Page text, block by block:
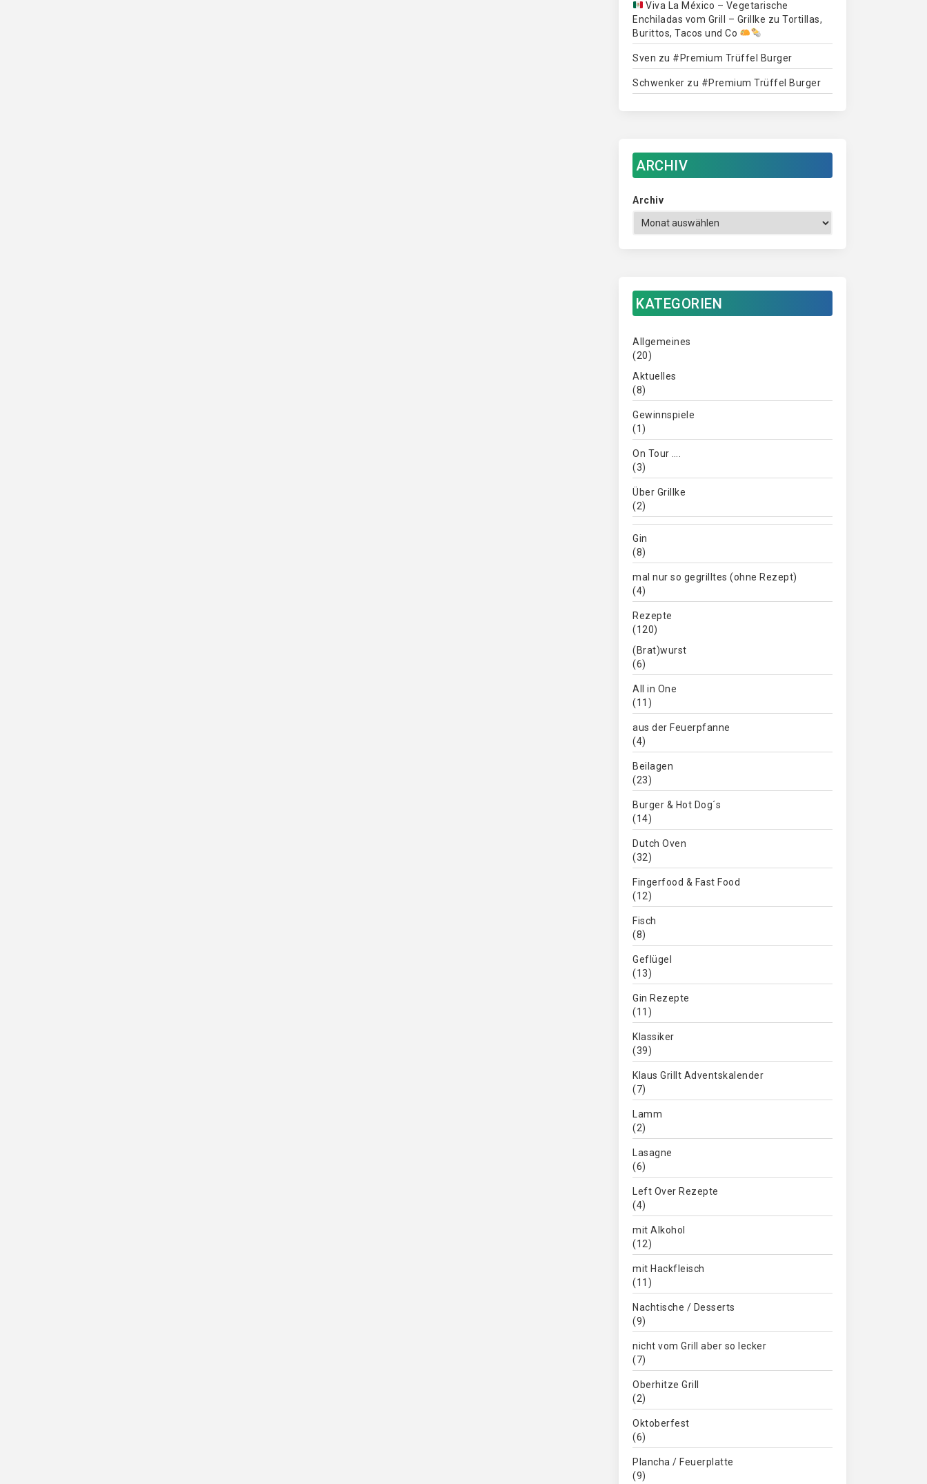
Viva La México – Vegetarische
Enchiladas vom Grill – Grillke zu Tortillas,
Burittos, Tacos und Co
Sven zu #Premium Trüffel Burger
Schwenker zu #Premium Trüffel Burger
ARCHIV
Archiv
KATEGORIEN
Allgemeines
(20)
Aktuelles
(8)
Gewinnspiele
(1)
On Tour ….
(3)
Über Grillke
(2)
Gin
(8)
mal nur so gegrilltes (ohne Rezept)
(4)
Rezepte
(120)
(Brat)wurst
(6)
All in One
(11)
aus der Feuerpfanne
(4)
Beilagen
(23)
Burger & Hot Dog´s
(14)
Dutch Oven
(32)
Fingerfood & Fast Food
(12)
Fisch
(8)
Geflügel
(13)
Gin Rezepte
(11)
Klassiker
(39)
Klaus Grillt Adventskalender
(7)
Lamm
(2)
Lasagne
(6)
Left Over Rezepte
(4)
mit Alkohol
(12)
mit Hackfleisch
(11)
Nachtische / Desserts
(9)
nicht vom Grill aber so lecker
(7)
Oberhitze Grill
(2)
Oktoberfest
(6)
Plancha / Feuerplatte
(9)